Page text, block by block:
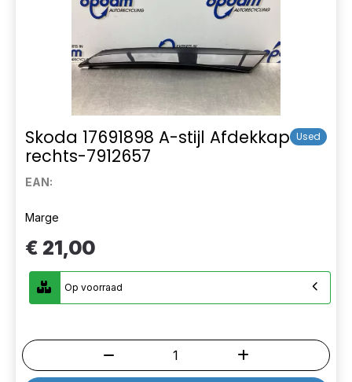
Skoda 17691898 A-stijl Afdekkap
rechts-7912657
Used
EAN:
Marge
€ 21,00
Op voorraad